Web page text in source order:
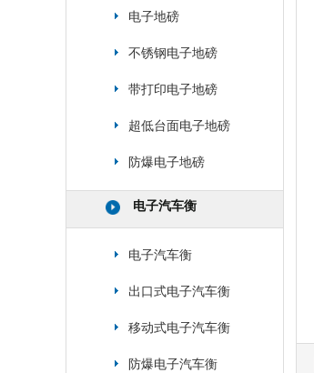
电子地磅
不锈钢电子地磅
带打印电子地磅
超低台面电子地磅
防爆电子地磅
电子汽车衡
电子汽车衡
出口式电子汽车衡
移动式电子汽车衡
防爆电子汽车衡